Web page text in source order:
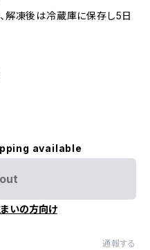
解凍後は冷蔵庫に保存し5日
available
いの方向け
通報する